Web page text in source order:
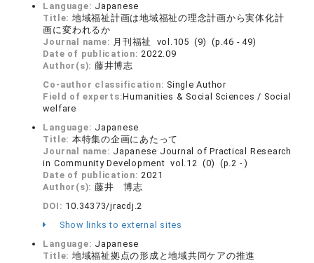
Language: Japanese
Title: 地域福祉計画は地域福祉の理念計画から実体化計
画に変われるか
Journal name: 月刊福祉 vol.105 (9) (p.46 - 49)
Date of publication:2022.09
Author(s): 藤井博志
Co-author classification: Single Author
Field of experts:Humanities & Social Sciences / Social
welfare
Language: Japanese
Title: 本特集の企画にあたって
Journal name: Japanese Journal of Practical Research
in Community Development vol.12 (0) (p.2 - )
Date of publication:2021
Author(s): 藤井 博志
DOI: 10.34373/jracdj.2
Show links to external sites
Language: Japanese
Title: 地域福祉拠点の形成と地域共同ケアの推進